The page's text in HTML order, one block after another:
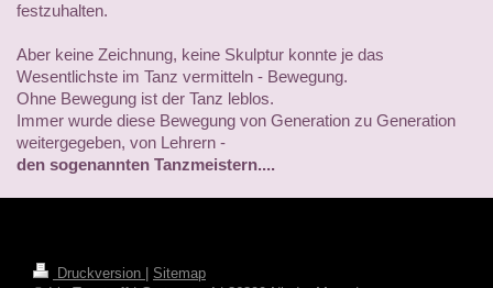
festzuhalten.
Aber keine Zeichnung, keine Skulptur konnte je das
Wesentlichste im Tanz vermitteln - Bewegung.
Ohne Bewegung ist der Tanz leblos.
Immer wurde diese Bewegung von Generation zu Generation
weitergegeben, von Lehrern -
den sogenannten Tanzmeistern....
Druckversion
Sitemap